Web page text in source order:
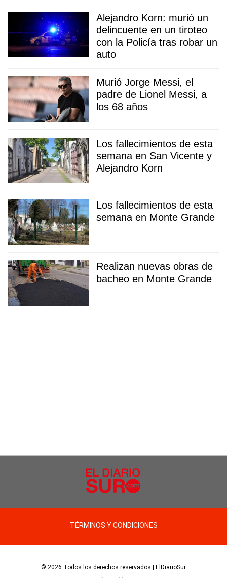
Alejandro Korn: murió un
delincuente en un tiroteo
con la Policía tras robar un
auto
Murió Jorge Messi, el
padre de Lionel Messi, a
los 68 años
Los fallecimientos de esta
semana en San Vicente y
Alejandro Korn
Los fallecimientos de esta
semana en Monte Grande
Realizan nuevas obras de
bacheo en Monte Grande
TÉRMINOS Y CONDICIONES
© 2026 Todos los derechos reservados | ElDiarioSur